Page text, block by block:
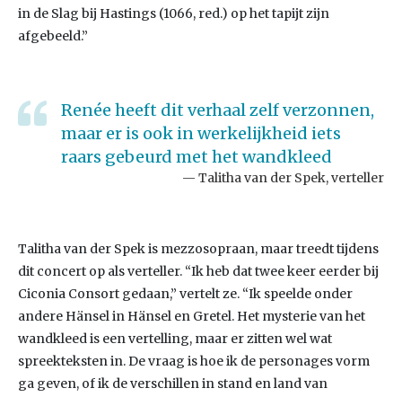
in de Slag bij Hastings (1066, red.) op het tapijt zijn
afgebeeld.”
Renée heeft dit verhaal zelf verzonnen,
maar er is ook in werkelijkheid iets
raars gebeurd met het wandkleed
Talitha van der Spek, verteller
Talitha van der Spek is mezzosopraan, maar treedt tijdens
dit concert op als verteller. “Ik heb dat twee keer eerder bij
Ciconia Consort gedaan,” vertelt ze. “Ik speelde onder
andere Hänsel in Hänsel en Gretel. Het mysterie van het
wandkleed is een vertelling, maar er zitten wel wat
spreekteksten in. De vraag is hoe ik de personages vorm
ga geven, of ik de verschillen in stand en land van